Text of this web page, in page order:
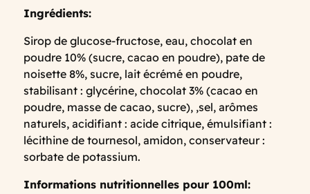
Ingrédients:
Sirop de glucose-fructose, eau, chocolat en
poudre 10% (sucre, cacao en poudre), pate de
noisette 8%, sucre, lait écrémé en poudre,
stabilisant : glycérine, chocolat 3% (cacao en
poudre, masse de cacao, sucre), ,sel, arômes
naturels, acidifiant : acide citrique, émulsifiant :
lécithine de tournesol, amidon, conservateur :
sorbate de potassium.
Informations nutritionnelles pour 100ml: